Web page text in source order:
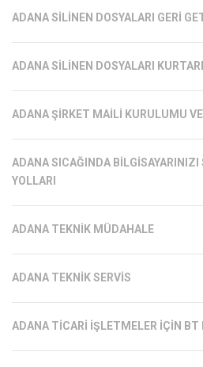
ADANA SILINEN DOSYALARI GERI
ADANA SILINEN DOSYALARI
ADANA ŞIRKET MAILI KURULUMU
ADANA SICAĞINDA
YOLLARI
ADANA TEKNIK MÜDAHALE
ADANA TEKNIK SERVIS
ADANA TICARI İŞLETMELER İÇIN BT